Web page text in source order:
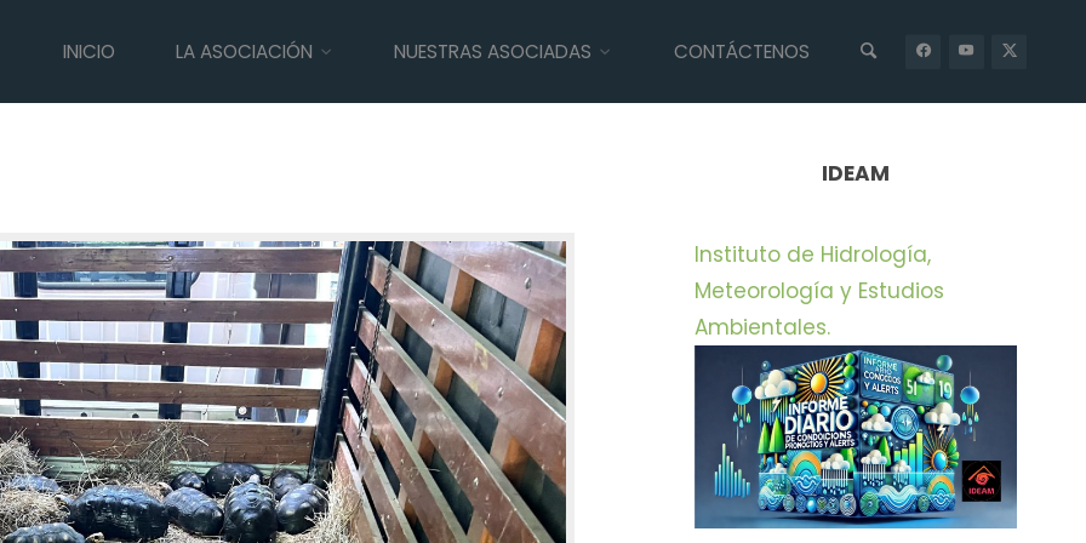
INICIO LA ASOCIACIÓN NUESTRAS ASOCIADAS CONTÁCTENOS
en el Meta
IDEAM
Instituto de Hidrología,
Meteorología y Estudios
Ambientales.